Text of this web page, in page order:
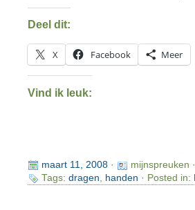
Deel dit:
X Facebook Meer
Vind ik leuk:
maart 11, 2008·
mijnspreuken
Tags: dragen, handen · Posted in: